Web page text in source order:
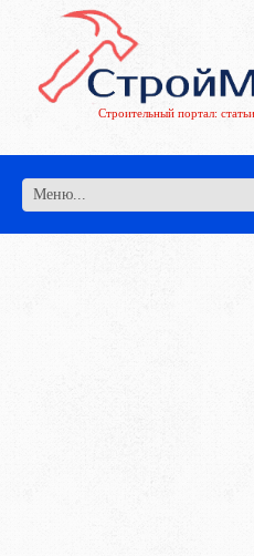
Строительный портал: